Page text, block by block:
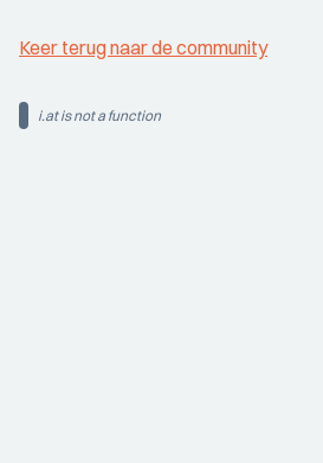
Keer terug naar de community
i.at is not a function